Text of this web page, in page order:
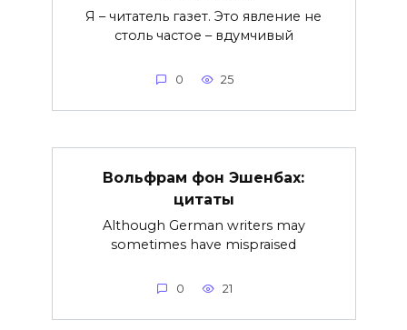
Я – читатель газет. Это явление не
столь частое – вдумчивый
0 25
Вольфрам фон Эшенбах:
цитаты
Although German writers may
sometimes have mispraised
0 21